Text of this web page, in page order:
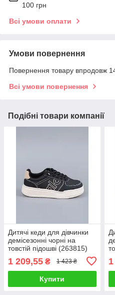
100 грн
Всі умови оплати
Умови повернення
Повернення товару впродовж
Всі умови повернення
Подібні товари компанії
Дитячі кеди для дівчинки
демісезонні чорні на
товстій підошві (263815)
1 209,55 ₴ 1 423 ₴
Купити